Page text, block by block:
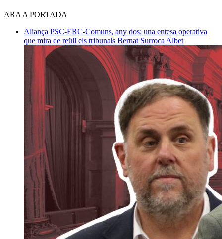
ARA A PORTADA
Aliança PSC-ERC-Comuns, any dos: una entesa operativa
que mira de reüll els tribunals Bernat Surroca Albet